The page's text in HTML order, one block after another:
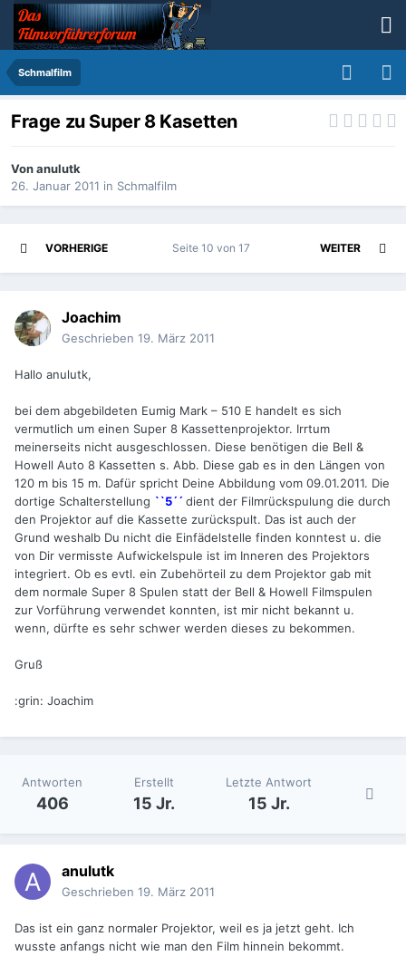
Schmalfilm
Frage zu Super 8 Kasetten
Vonanulutk
26. Januar 2011 in Schmalfilm
VORHERIGE WEITER
Seite 10 von 17
Joachim
Geschrieben 19. März 2011
Hallo anulutk,
bei dem abgebildeten Eumig Mark – 510 E handelt es sich
vermutlich um einen Super 8 Kassettenprojektor. Irrtum
meinerseits nicht ausgeschlossen. Diese benötigen die Bell &
Howell Auto 8 Kassetten s. Abb. Diese gab es in den Längen von
120 m bis 15 m. Dafür spricht Deine Abbildung vom 09.01.2011. Die
dortige Schalterstellung ``5´´ dient der Filmrückspulung die durch
den Projektor auf die Kassette zurückspult. Das ist auch der
Grund weshalb Du nicht die Einfädelstelle finden konntest u. die
von Dir vermisste Aufwickelspule ist im Inneren des Projektors
integriert. Ob es evtl. ein Zubehörteil zu dem Projektor gab mit
dem normale Super 8 Spulen statt der Bell & Howell Filmspulen
zur Vorführung verwendet konnten, ist mir nicht bekannt u.
wenn, dürfte es sehr schwer werden dieses zu bekommen.
Gruß
:grin: Joachim
Antworten
406
Erstellt
15 Jr.
Letzte Antwort
15 Jr.
anulutk
Geschrieben 19. März 2011
Das ist ein ganz normaler Projektor, weil es ja jetzt geht. Ich
wusste anfangs nicht wie man den Film hinnein bekommt.